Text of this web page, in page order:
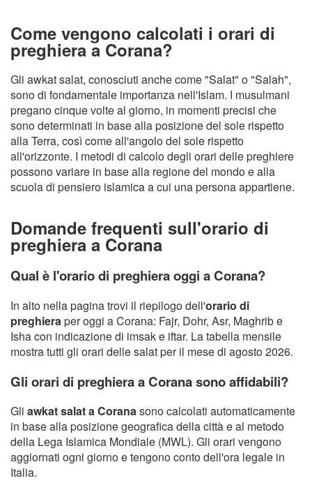
Come vengono calcolati i orari di
preghiera a Corana?
Gli awkat salat, conosciuti anche come "Salat" o "Salah",
sono di fondamentale importanza nell'Islam. I musulmani
pregano cinque volte al giorno, in momenti precisi che
sono determinati in base alla posizione del sole rispetto
alla Terra, così come all'angolo del sole rispetto
all'orizzonte. I metodi di calcolo degli orari delle preghiere
possono variare in base alla regione del mondo e alla
scuola di pensiero islamica a cui una persona appartiene.
Domande frequenti sull'orario di
preghiera a Corana
Qual è l'orario di preghiera oggi a Corana?
In alto nella pagina trovi il riepilogo dell'orario di
preghieraper oggi a Corana: Fajr, Dohr, Asr, Maghrib e
Isha con indicazione di imsak e iftar. La tabella mensile
mostra tutti gli orari delle salat per il mese di agosto 2026.
Gli orari di preghiera a Corana sono affidabili?
Gli awkat salat a Coranasono calcolati automaticamente
in base alla posizione geografica della città e al metodo
della Lega Islamica Mondiale (MWL). Gli orari vengono
aggiornati ogni giorno e tengono conto dell'ora legale in
Italia.